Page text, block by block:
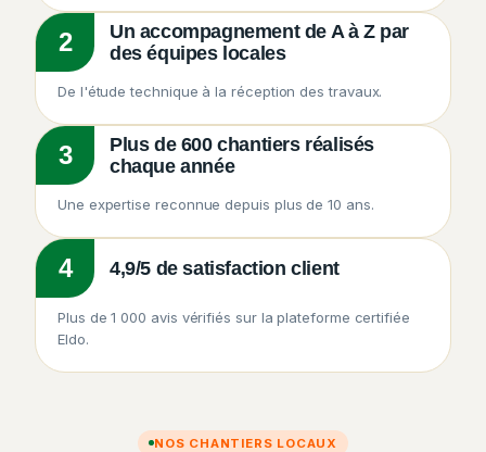
2
Un accompagnement de A à Z par
des équipes locales
De l'étude technique à la réception des travaux.
3
Plus de 600 chantiers réalisés
chaque année
Une expertise reconnue depuis plus de 10 ans.
4 4,9/5 de satisfaction client
Plus de 1 000 avis vérifiés sur la plateforme certifiée
Eldo.
NOS CHANTIERS LOCAUX